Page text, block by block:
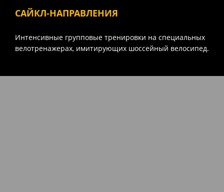
САЙКЛ-НАПРАВЛЕНИЯ
Интенсивные групповые тренировки на специальных
велотренажерах, имитирующих шоссейный велосипед.